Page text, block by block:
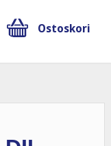
Ostoskori